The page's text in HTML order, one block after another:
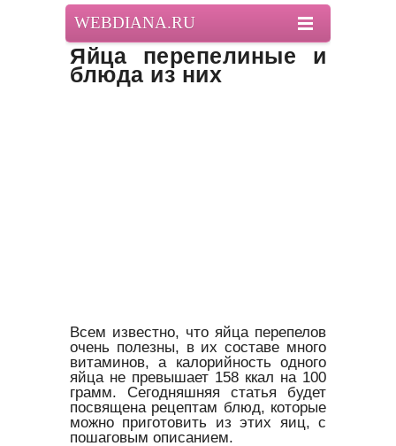
WEBDIANA.RU
Яйца перепелиные и
блюда из них
Всем известно, что яйца перепелов
очень полезны, в их составе много
витаминов, а калорийность одного
яйца не превышает 158 ккал на 100
грамм. Сегодняшняя статья будет
посвящена рецептам блюд, которые
можно приготовить из этих яиц, с
пошаговым описанием.